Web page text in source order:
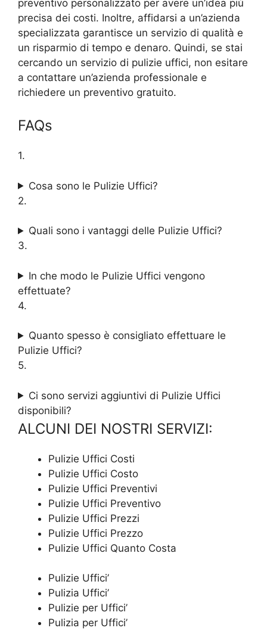
preventivo personalizzato per avere un’idea più
precisa dei costi. Inoltre, affidarsi a un’azienda
specializzata garantisce un servizio di qualità e
un risparmio di tempo e denaro. Quindi, se stai
cercando un servizio di pulizie uffici, non esitare
a contattare un’azienda professionale e
richiedere un preventivo gratuito.
FAQs
1.
Cosa sono le Pulizie Uffici?
2.
Quali sono i vantaggi delle Pulizie Uffici?
3.
In che modo le Pulizie Uffici vengono
effettuate?
4.
Quanto spesso è consigliato effettuare le
Pulizie Uffici?
5.
Ci sono servizi aggiuntivi di Pulizie Uffici
disponibili?
ALCUNI DEI NOSTRI SERVIZI:
Pulizie Uffici Costi
Pulizie Uffici Costo
Pulizie Uffici Preventivi
Pulizie Uffici Preventivo
Pulizie Uffici Prezzi
Pulizie Uffici Prezzo
Pulizie Uffici Quanto Costa
Pulizie Uffici’
Pulizia Uffici’
Pulizie per Uffici’
Pulizia per Uffici’